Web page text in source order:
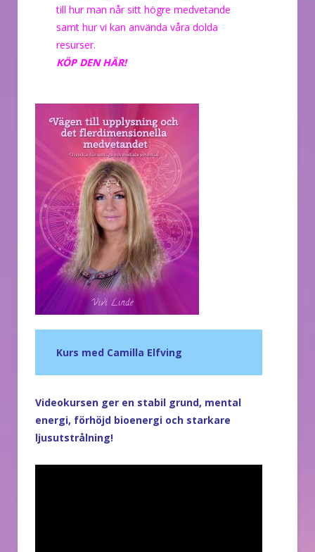
till hur man når sitt högre medvetande
samt hur vi kan använda våra dolda
resurser.
KÖP DEN HÄR!
Kurs med Camilla Elfving
Videokursen ger en stabil grund, mental
energi, förhöjd bioenergi och starkare
ljusutstrålning!